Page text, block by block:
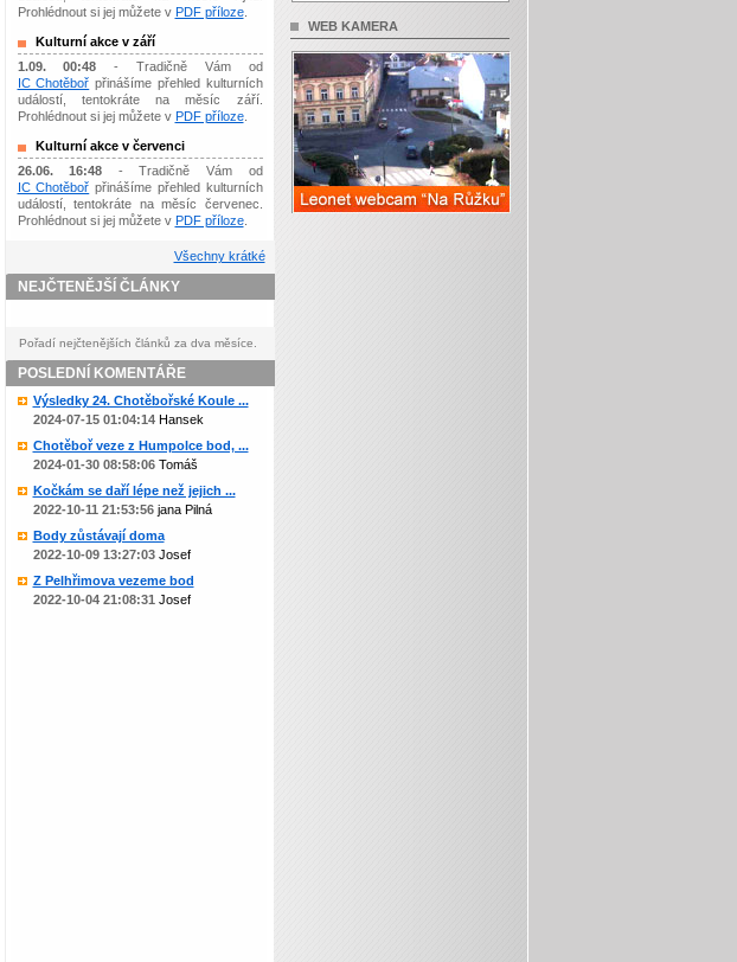
Prohlédnout si jej můžete v PDF příloze.
Kulturní akce v září
1.09. 00:48 - Tradičně Vám od
IC Chotěboř přinášíme přehled kulturních
událostí, tentokráte na měsíc září.
Prohlédnout si jej můžete v PDF příloze.
Kulturní akce v červenci
26.06. 16:48 - Tradičně Vám od
IC Chotěboř přinášíme přehled kulturních
událostí, tentokráte na měsíc červenec.
Prohlédnout si jej můžete v PDF příloze.
Všechny krátké
NEJČTENĚJŠÍ ČLÁNKY
Pořadí nejčtenějších článků za dva měsíce.
POSLEDNÍ KOMENTÁŘE
Výsledky 24. Chotěbořské Koule ...
2024-07-15 01:04:14Hansek
Chotěboř veze z Humpolce bod, ...
2024-01-30 08:58:06Tomáš
Kočkám se daří lépe než jejich ...
2022-10-11 21:53:56jana Pilná
Body zůstávají doma
2022-10-09 13:27:03Josef
Z Pelhřimova vezeme bod
2022-10-04 21:08:31 Josef
WEB KAMERA